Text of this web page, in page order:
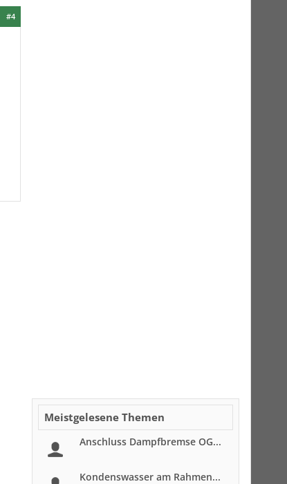
#4
Meistgelesene Themen
Anschluss Dampfbremse OG...
Kondenswasser am Rahmen...